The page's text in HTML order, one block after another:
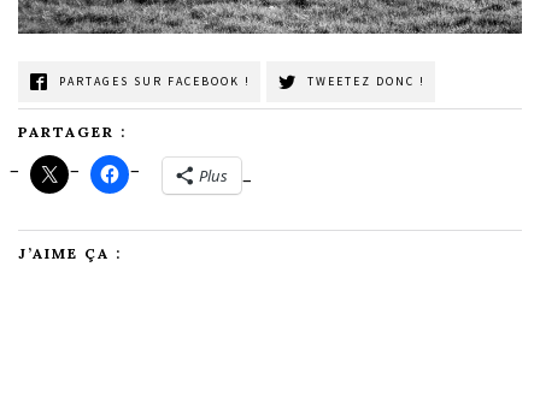
PARTAGES SUR FACEBOOK ! TWEETEZ DONC !
PARTAGER :
Plus
J’AIME ÇA :